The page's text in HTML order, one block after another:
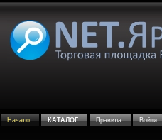
Начало КАТАЛОГ Правила Войти